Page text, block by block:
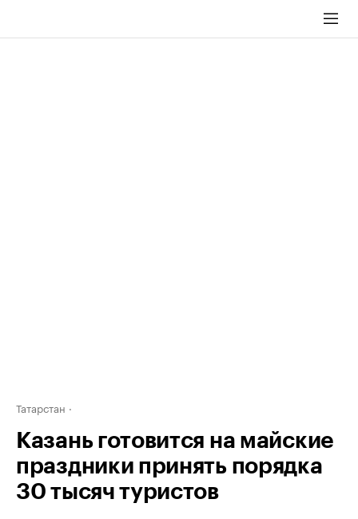
Татарстан
Казань готовится на майские
праздники принять порядка
30 тысяч туристов